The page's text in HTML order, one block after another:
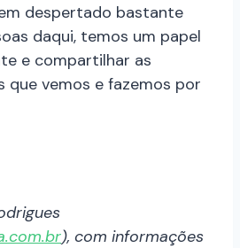
despertado bastante
daqui, temos um papel
e compartilhar as
que vemos e fazemos por
), com informações